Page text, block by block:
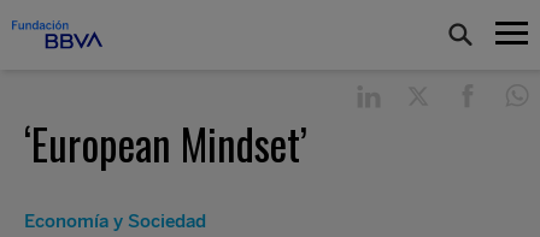
‘European Mindset’
Economía y Sociedad